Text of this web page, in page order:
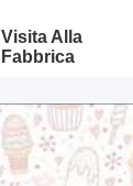
Visita Alla
Fabbrica